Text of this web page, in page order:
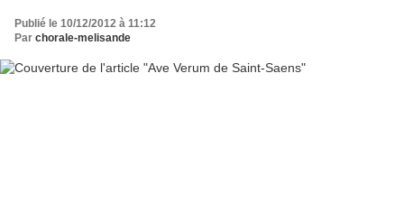
Publié le 10/12/2012 à 11:12
Par chorale-melisande